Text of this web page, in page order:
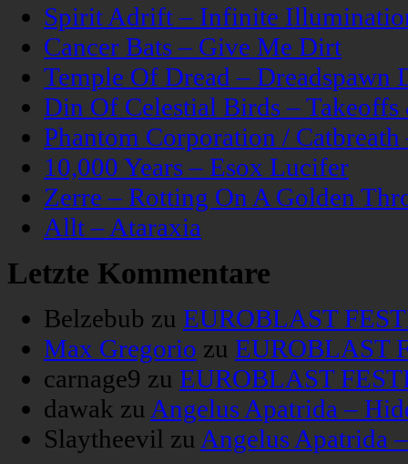
Spirit Adrift – Infinite
Cancer Bats – Give Me Dirt
Temple Of Dread – Dreadspawn
Din Of Celestial Birds –
Phantom Corporation /
10,000 Years – Esox Lucifer
Zerre – Rotting On A Golden
Allt – Ataraxia
Letzte Kommentare
Belzebub zu EUROBLAST
Max Gregorio zu EUROBLAST
carnage9 zu EUROBLAST
dawak zu Angelus Apatrida –
Slaytheevil zu Angelus Apatrida